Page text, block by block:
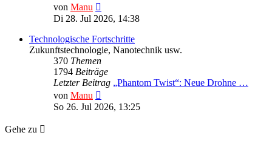
von Manu
Beitrag
Di 28. Jul 2026, 14:38
Technologische Fortschritte
Zukunftstechnologie, Nanotechnik usw.
370 Themen
1794 Beiträge
Letzter Beitrag „Phantom Twist“: Neue Drohne …
von Manu
Beitrag
So 26. Jul 2026, 13:25
Gehe zu